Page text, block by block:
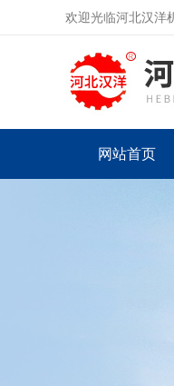
欢迎光临河北汉洋
网站首页